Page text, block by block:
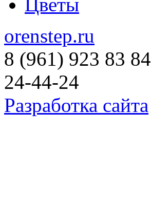
orenstep.ru
8 (961) 923 83 84
24-44-24
Разработка сайта